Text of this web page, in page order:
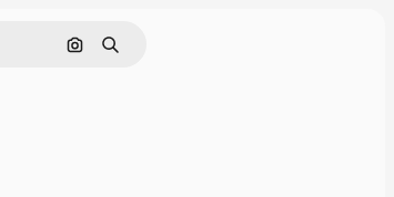
Поиск по изображению
Поиск